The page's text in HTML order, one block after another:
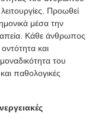
Προωθεί
μέσα την
Κάθε άνθρωπος
και
του
παθολογικές